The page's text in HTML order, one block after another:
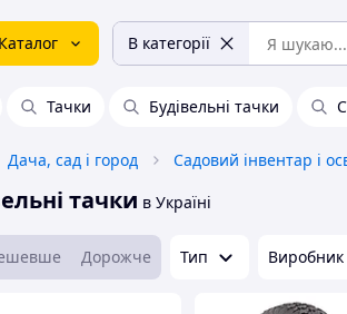
Каталог В категорії
Тачки Будівельні тачки
Дача, сад і город Садовий інвентар і
тачки в Україні
Дорожче Тип Виробник